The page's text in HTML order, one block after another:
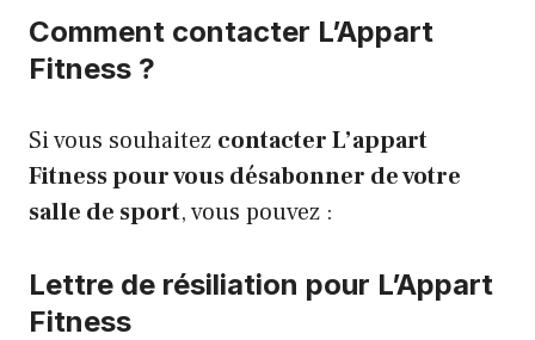
Comment contacter L’Appart
Fitness ?
Si vous souhaitez contacter L’appart
Fitness pour vous désabonner de votre
salle de sport, vous pouvez :
Lettre de résiliation pour L’Appart
Fitness